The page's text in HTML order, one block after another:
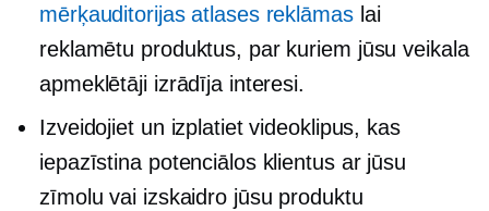
mērķauditorijas atlases reklāmaslai
reklamētu produktus, par kuriem jūsu veikala
apmeklētāji izrādīja interesi.
Izveidojiet un izplatiet videoklipus, kas
iepazīstina potenciālos klientus ar jūsu
zīmolu vai izskaidro jūsu produktu